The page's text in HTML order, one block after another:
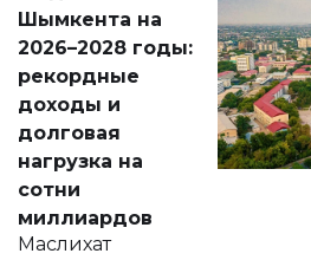
Венесуэлы.
Шымкента на
2026–2028 годы:
рекордные
доходы и
долговая
нагрузка на
сотни
миллиардов
Маслихат